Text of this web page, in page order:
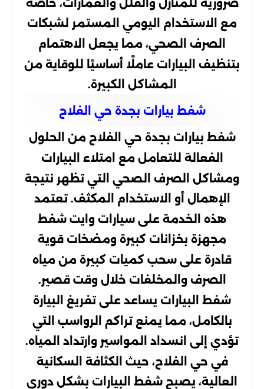
ضرورية للمنازل والفلل والعمارات، خاصة
مع الاستخدام اليومي المستمر لشبكات
الصرف الصحي، مما يجعل الاهتمام
بتنظيف البيارات عاملًا أساسيًا للوقاية من
المشاكل الكبيرة.
شفط بيارات بجدة حي الفلاح
شفط بيارات بجدة حي الفلاح من الحلول
الفعالة للتعامل مع امتلاء البيارات
ومشاكل الصرف الصحي التي تظهر نتيجة
الإهمال أو الاستخدام المكثف. تعتمد
هذه الخدمة على سيارات وايت شفط
مجهزة بخزانات كبيرة ومضخات قوية
قادرة على سحب كميات كبيرة من مياه
الصرف والمخلفات خلال وقت قصير.
شفط البيارات يساعد على تفريغ البيارة
بالكامل، مما يمنع تراكم الرواسب التي
تؤدي إلى انسداد المواسير وارتداد المياه.
في حي الفلاح، حيث الكثافة السكانية
العالية، يصبح شفط البيارات بشكل دوري